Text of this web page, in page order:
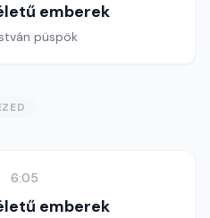
emberek
püspök
6:05
emberek